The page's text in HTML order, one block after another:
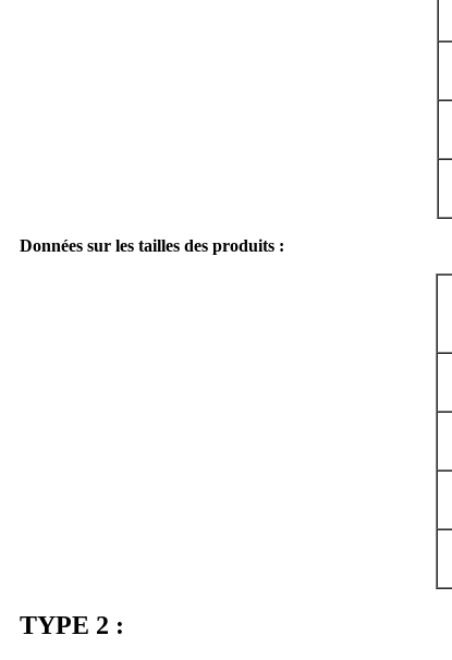
Données sur les tailles des produits :
TYPE 2 :